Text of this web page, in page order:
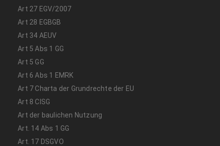
Art 27 EGV/2007
Art 28 EGBGB
Art 34 AEUV
Art 5 Abs 1 GG
Art 5 GG
Art 6 Abs 1 EMRK
Art 7 Charta der Grundrechte der EU
Art 8 CISG
Art der baulichen Nutzung
Art. 14 Abs 1 GG
Art. 17 DSGVO